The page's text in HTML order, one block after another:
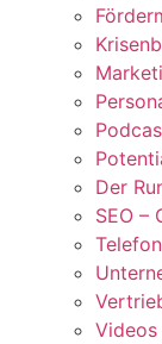
Der
SEO –
Videos